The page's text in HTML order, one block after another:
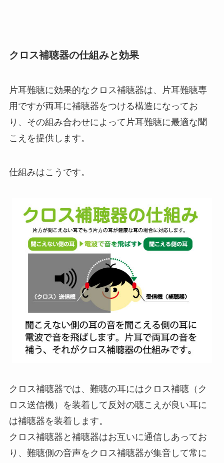
クロス補聴器の仕組みと効果
片耳難聴に効果的なクロス補聴器は、片耳難聴専
用ですが両耳に補聴器をつける構造になってお
り、その組み合わせによって片耳難聴に最適な聞
こえを提供します。
仕組みはこうです。
クロス補聴器では、難聴の耳にはクロス補聴（ク
ロス送信機）を装着して反対の聴こえが良い耳に
は補聴器を装着します。
クロス補聴器と補聴器はお互いに通信しあってお
り、難聴側の音声をクロス補聴器が集音して常に